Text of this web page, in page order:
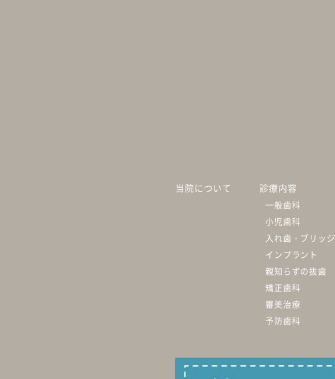
当院について 診療内容
一般歯科
小児歯科
入れ歯・ブリッジ
インプラント
親知らずの抜歯
矯正歯科
審美治療
予防歯科